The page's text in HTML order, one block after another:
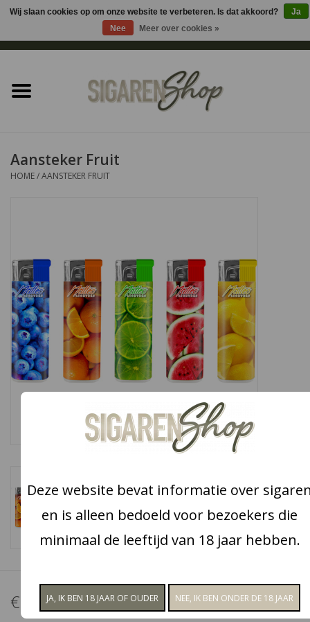
Sigaren accessoires
Headshop
Cadeau
Snoep
Aanbiedingen
Aansteker Fruit
HOME/AANSTEKER FRUIT
€6,95
Wij slaan cookies op om onze website te verbeteren. Is dat akkoord?
Ja
Nee
Meer over cookies »
Deze website bevat informatie over
en is alleen bedoeld voor bezoekers die
minimaal de leeftijd van 18 jaar hebben.